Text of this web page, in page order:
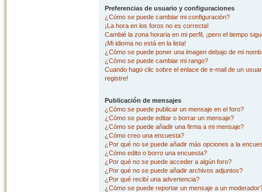
Preferencias de usuario y configuraciones
¿Cómo se puede cambiar mi configuración?
¡La hora en los foros no es correcta!
Cambié la zona horaria en mi perfil, ¡pero el tiempo
¡Mi idioma no está en la lista!
¿Cómo se puede poner una imagen debajo de mi
¿Cómo se puede cambiar mi rango?
Cuando hago clic sobre el enlace de e-mail de un
registre!
Publicación de mensajes
¿Cómo se puede publicar un mensaje en el foro?
¿Cómo se puede editar o borrar un mensaje?
¿Cómo se puede añadir una firma a mi mensaje?
¿Cómo creo una encuesta?
¿Por qué no se puede añadir más opciones a la
¿Cómo edito o borro una encuesta?
¿Por qué no se puede acceder a algún foro?
¿Por qué no se puede añadir archivos adjuntos?
¿Por qué recibí una advertencia?
¿Cómo se puede reportar un mensaje a un